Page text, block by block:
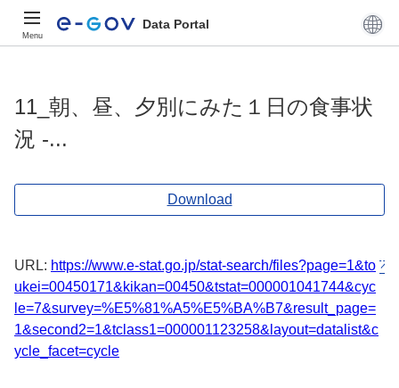
Menu
Data Portal
11_朝、昼、夕別にみた１日の食事状
況 -...
Download
URL: https://www.e-stat.go.jp/stat-search/files?page=1&to
ukei=00450171&kikan=00450&tstat=000001041744&cyc
le=7&survey=%E5%81%A5%E5%BA%B7&result_page=
1&second2=1&tclass1=000001123258&layout=datalist&c
ycle_facet=cycle